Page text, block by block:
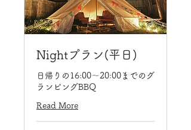
Nightプラン(平日)
日帰りの16:00〜20:00までのグ
ランピングBBQ
Read More